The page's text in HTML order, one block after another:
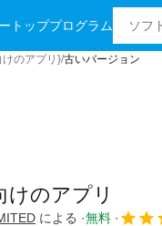
トッププログラム
のアプリ} 古いバージョン
けのアプリ
による 無料